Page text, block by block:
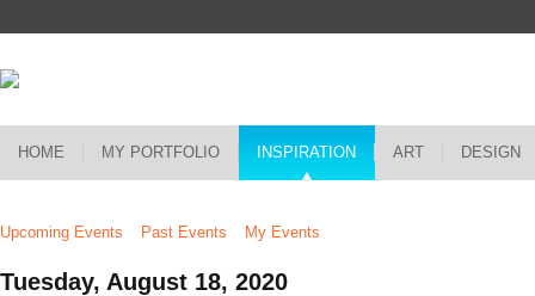
HOME MY PORTFOLIO INSPIRATION ART DESIGN
Upcoming Events Past Events My Events
Tuesday, August 18, 2020